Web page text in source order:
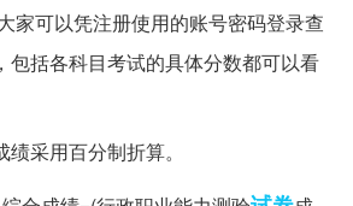
家可以凭注册使用的账号密码登录查
包括各科目考试的具体分数都可以看
采用百分制折算。